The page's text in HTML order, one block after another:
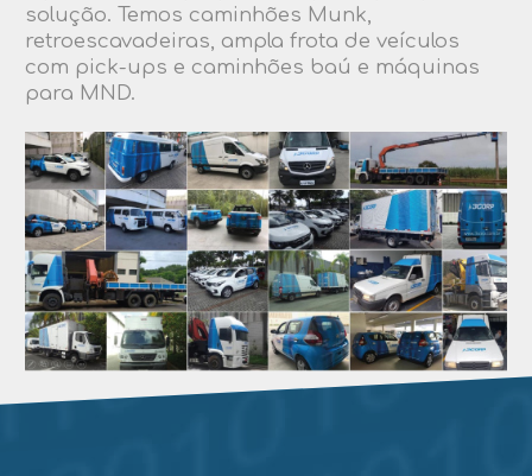
solução. Temos caminhões Munk,
retroescavadeiras, ampla frota de veículos
com pick-ups e caminhões baú e máquinas
para MND.